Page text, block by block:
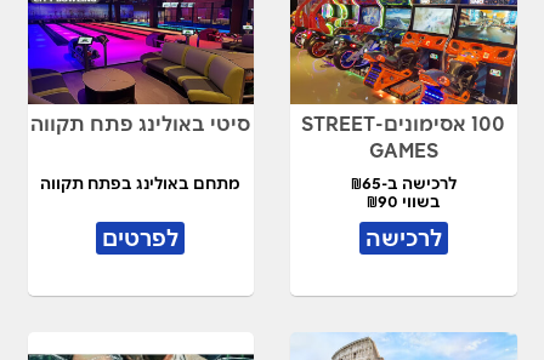
100 אסימונים-STREET
GAMES
לרכישה ב-₪65
בשווי ₪90
לרכישה
סיטי באולינג פתח תקווה
מתחם באולינג בפתח תקווה
לפרטים